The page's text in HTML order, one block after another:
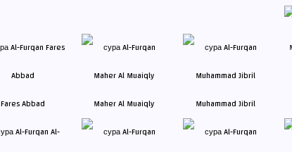
Fares Abbad Maher Al Muaiqly Muhammad Jibril